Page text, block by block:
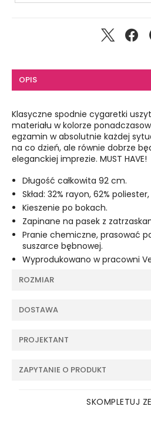
OPIS
Klasyczne spodnie cygaretki
materiału w kolorze
egzamin w absolutnie każdej
na co dzień, ale równie dobrze
eleganckiej imprezie. MUST HAVE!
Długość całkowita 92 cm.
Skład: 32% rayon, 62%
Kieszenie po bokach.
Zapinane na pasek z
Pranie chemiczne, prasować
suszarce bębnowej.
Wyprodukowano w pracowni
ROZMIAR
DOSTAWA
PROJEKTANT
ZAPYTANIE O PRODUKT
SKOMPLETUJ